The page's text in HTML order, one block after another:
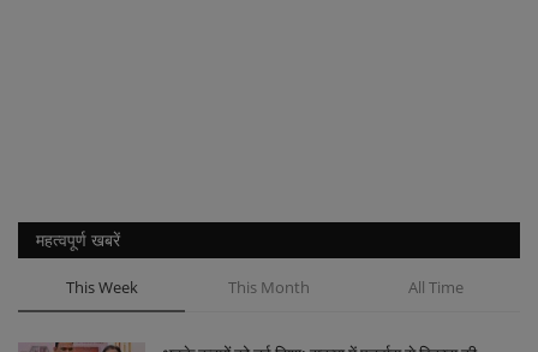
महत्वपूर्ण खबरें
This Week This Month All Time